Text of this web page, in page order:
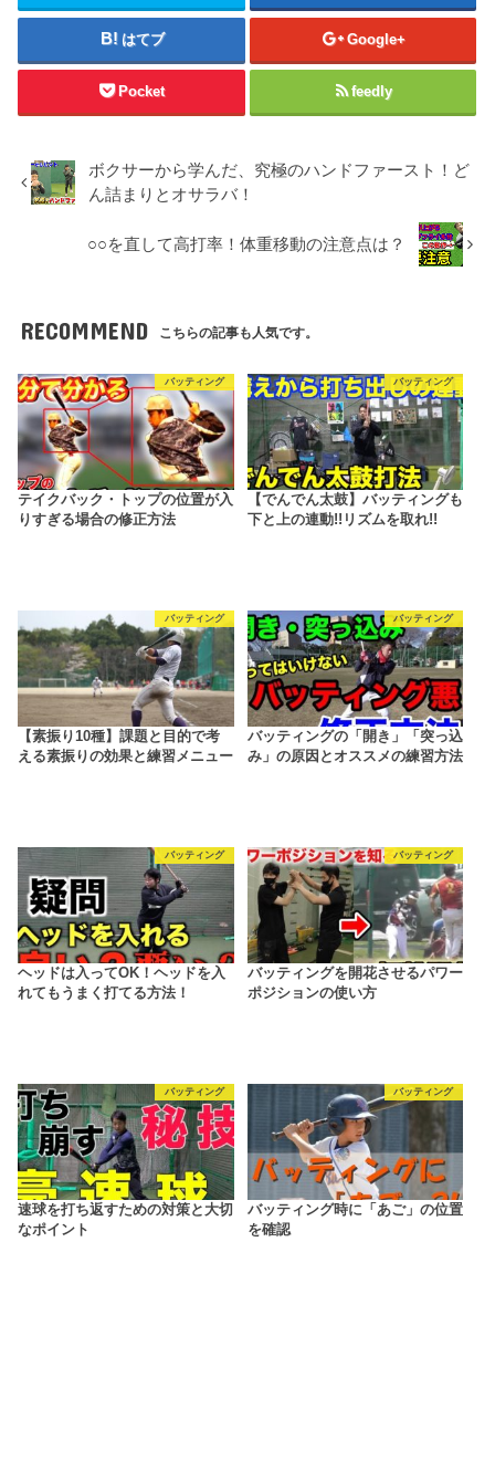
はてブ Google+
Pocket feedly
ボクサーから学んだ、究極のハンドファースト！ど
ん詰まりとオサラバ！
○○を直して高打率！体重移動の注意点は？
RECOMMEND こちらの記事も人気です。
バッティング
テイクバック・トップの位置が入
りすぎる場合の修正方法
バッティング
【でんでん太鼓】バッティングも
下と上の連動!!リズムを取れ!!
バッティング
【素振り10種】課題と目的で考
える素振りの効果と練習メニュー
バッティング
バッティングの「開き」「突っ込
み」の原因とオススメの練習方法
バッティング
ヘッドは入ってOK！ヘッドを入
れてもうまく打てる方法！
バッティング
バッティングを開花させるパワー
ポジションの使い方
バッティング
速球を打ち返すための対策と大切
なポイント
バッティング
バッティング時に「あご」の位置
を確認